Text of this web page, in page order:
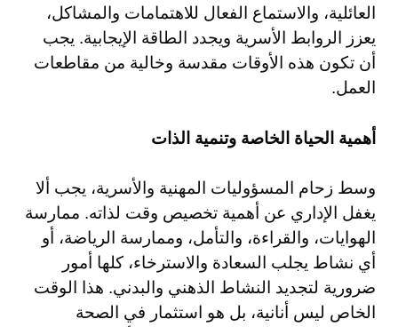
العائلية، والاستماع الفعال للاهتمامات والمشاكل،
يعزز الروابط الأسرية ويجدد الطاقة الإيجابية. يجب
أن تكون هذه الأوقات مقدسة وخالية من مقاطعات
العمل.
أهمية الحياة الخاصة وتنمية الذات
وسط زحام المسؤوليات المهنية والأسرية، يجب ألا
يغفل الإداري عن أهمية تخصيص وقت لذاته. ممارسة
الهوايات، والقراءة، والتأمل، وممارسة الرياضة، أو
أي نشاط يجلب السعادة والاسترخاء، كلها أمور
ضرورية لتجديد النشاط الذهني والبدني. هذا الوقت
الخاص ليس أنانية، بل هو استثمار في الصحة